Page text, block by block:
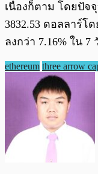
เนื่องก็ตาม โดยปัจ
3832.53 ดอลลาร์โ
ลงกว่า 7.16% ใน 7
ethereum three arrow